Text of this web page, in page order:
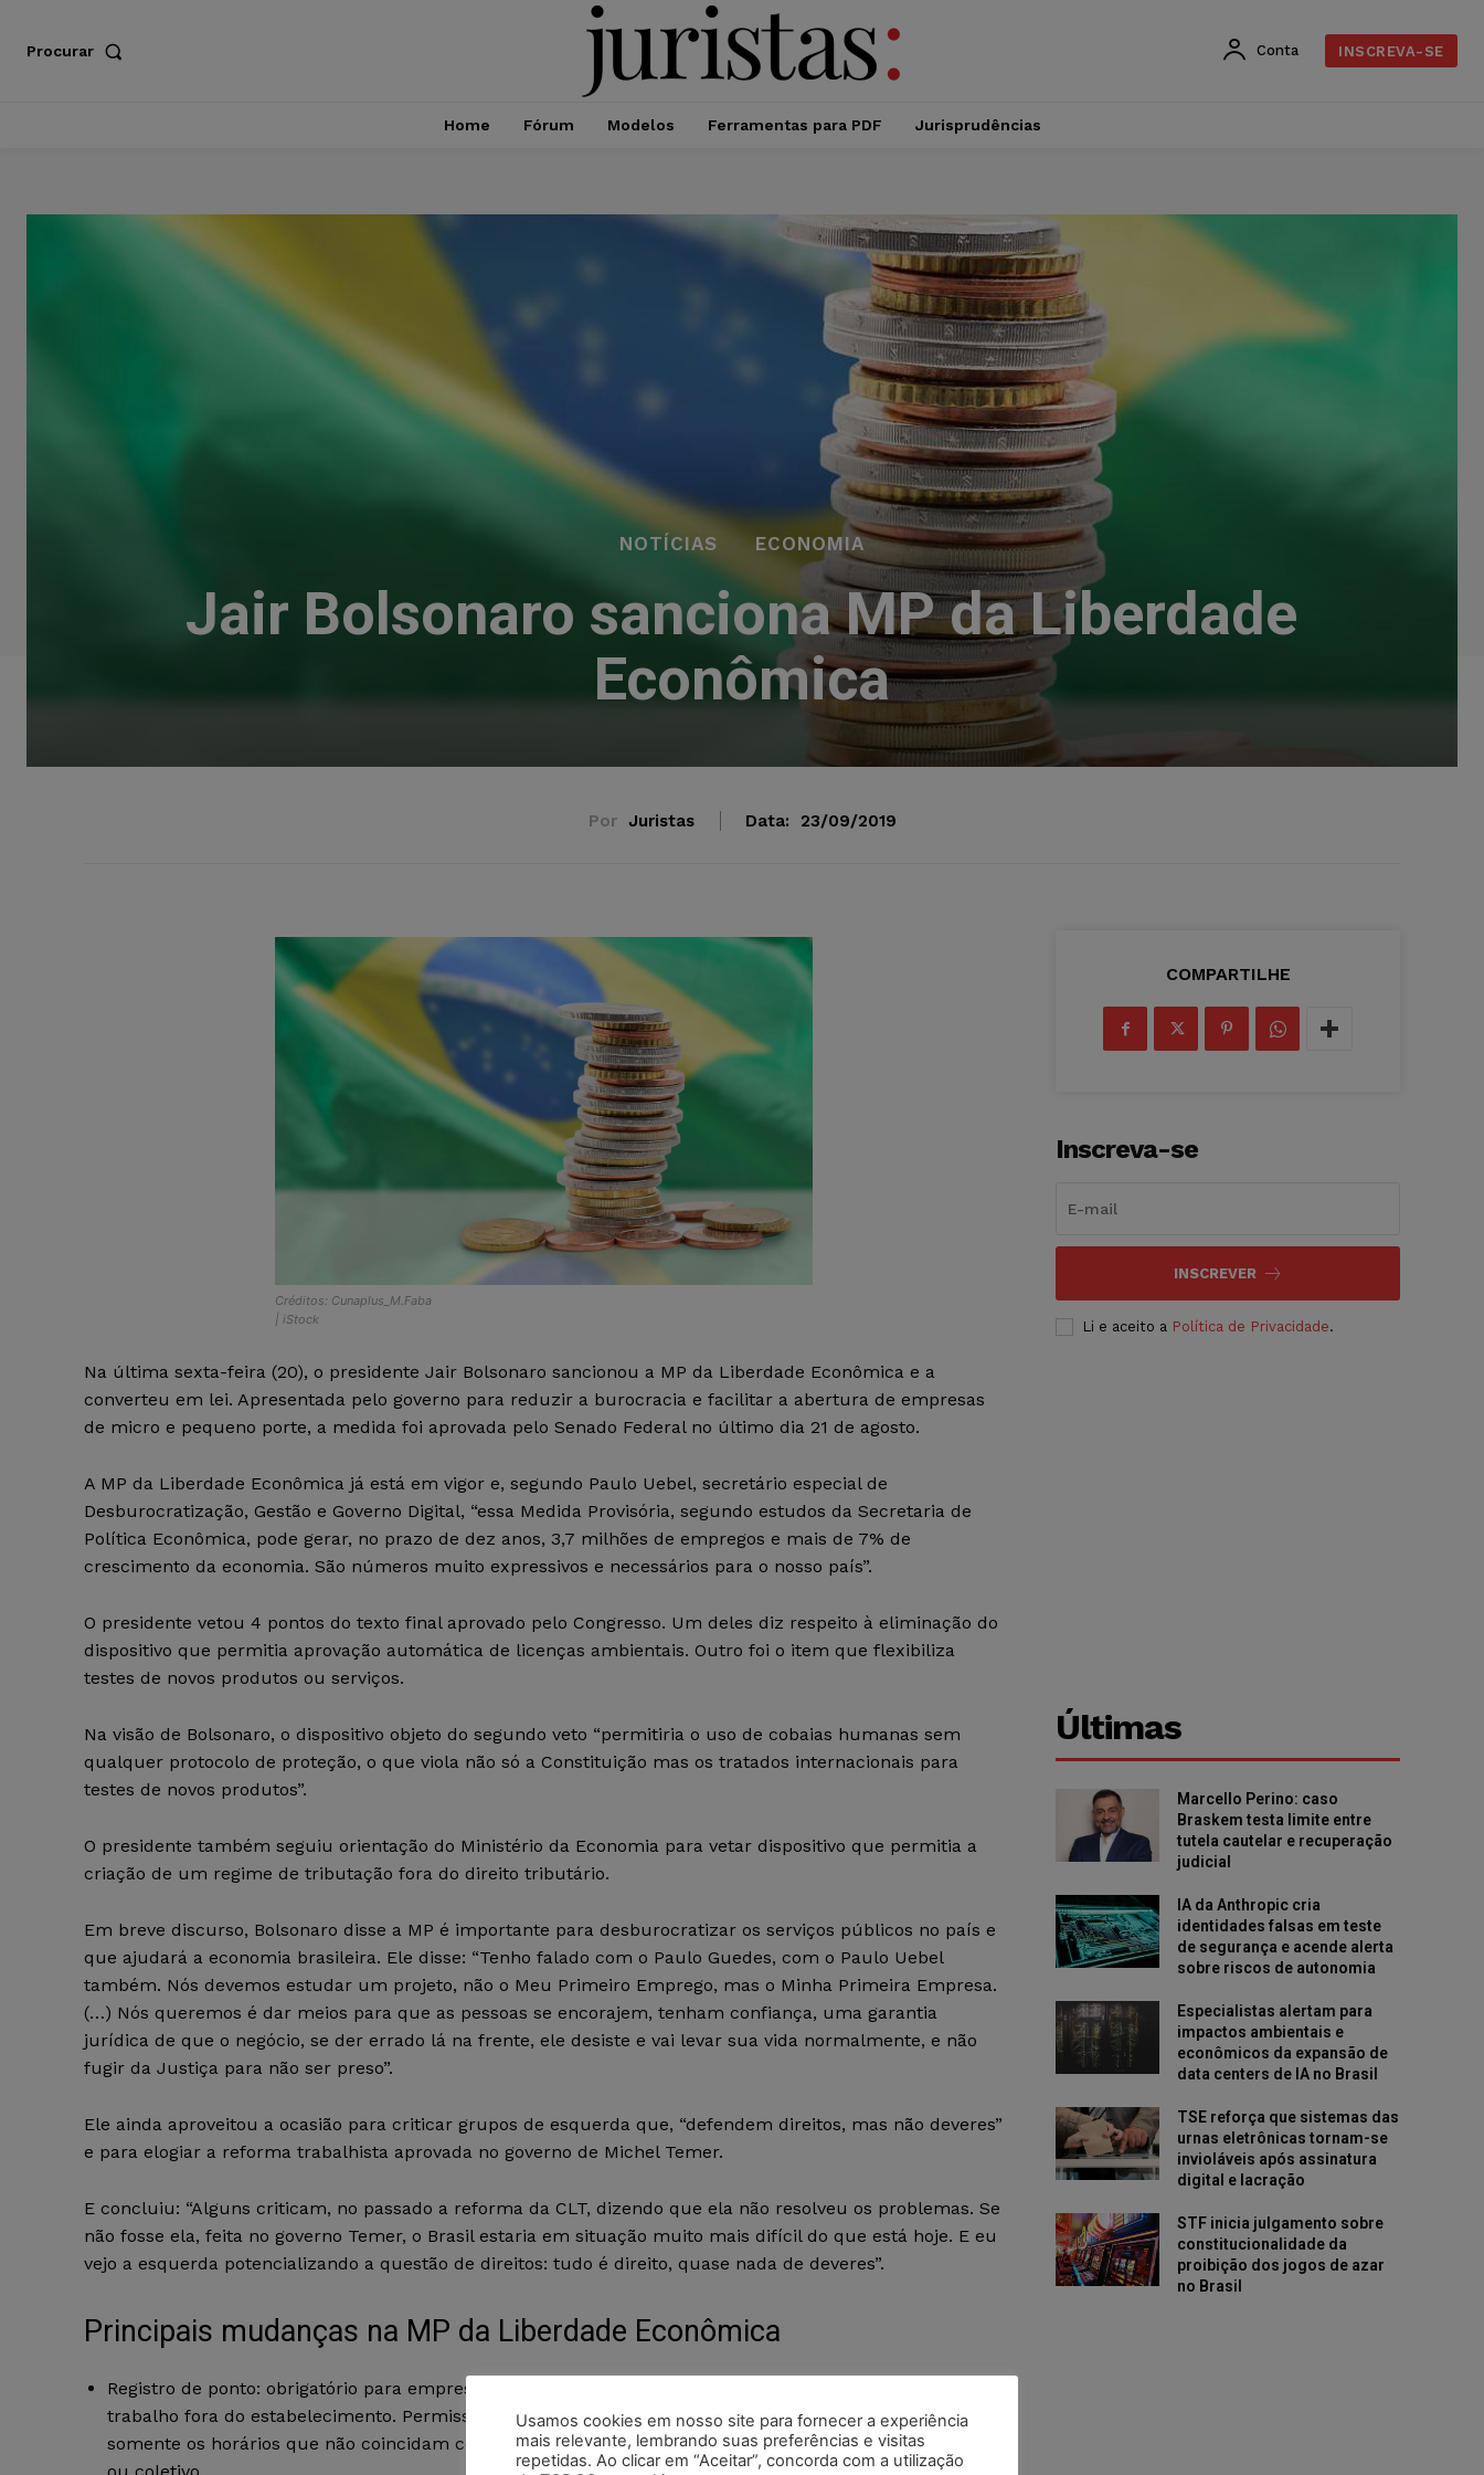
Procurar Conta INSCREVA-SE
Home Fórum Modelos Ferramentas para PDF Jurisprudências
NOTÍCIAS ECONOMIA
Jair Bolsonaro sanciona MP da Liberdade
Econômica
Por Juristas Data: 23/09/2019
Créditos: Cunaplus_M.Faba
| iStock
Na última sexta-feira (20), o presidente Jair Bolsonaro sancionou a MP da Liberdade Econômica e a
converteu em lei. Apresentada pelo governo para reduzir a burocracia e facilitar a abertura de empresas
de micro e pequeno porte, a medida foi aprovada pelo Senado Federal no último dia 21 de agosto.
A MP da Liberdade Econômica já está em vigor e, segundo Paulo Uebel, secretário especial de
Desburocratização, Gestão e Governo Digital, “essa Medida Provisória, segundo estudos da Secretaria de
Política Econômica, pode gerar, no prazo de dez anos, 3,7 milhões de empregos e mais de 7% de
crescimento da economia. São números muito expressivos e necessários para o nosso país”.
O presidente vetou 4 pontos do texto final aprovado pelo Congresso. Um deles diz respeito à eliminação do
dispositivo que permitia aprovação automática de licenças ambientais. Outro foi o item que flexibiliza
testes de novos produtos ou serviços.
Na visão de Bolsonaro, o dispositivo objeto do segundo veto “permitiria o uso de cobaias humanas sem
qualquer protocolo de proteção, o que viola não só a Constituição mas os tratados internacionais para
testes de novos produtos”.
O presidente também seguiu orientação do Ministério da Economia para vetar dispositivo que permitia a
criação de um regime de tributação fora do direito tributário.
Em breve discurso, Bolsonaro disse a MP é importante para desburocratizar os serviços públicos no país e
que ajudará a economia brasileira. Ele disse: “Tenho falado com o Paulo Guedes, com o Paulo Uebel
também. Nós devemos estudar um projeto, não o Meu Primeiro Emprego, mas o Minha Primeira Empresa.
(…) Nós queremos é dar meios para que as pessoas se encorajem, tenham confiança, uma garantia
jurídica de que o negócio, se der errado lá na frente, ele desiste e vai levar sua vida normalmente, e não
fugir da Justiça para não ser preso”.
Ele ainda aproveitou a ocasião para criticar grupos de esquerda que, “defendem direitos, mas não deveres”
e para elogiar a reforma trabalhista aprovada no governo de Michel Temer.
E concluiu: “Alguns criticam, no passado a reforma da CLT, dizendo que ela não resolveu os problemas. Se
não fosse ela, feita no governo Temer, o Brasil estaria em situação muito mais difícil do que está hoje. E eu
vejo a esquerda potencializando a questão de direitos: tudo é direito, quase nada de deveres”.
Principais mudanças na MP da Liberdade Econômica
Registro de ponto: obrigatório para empresas com mais de 20 funcionários. Necessidade de registro de
trabalho fora do estabelecimento. Permissão de registro de ponto por exceção (trabalhador anota
somente os horários que não coincidam com os regulares) se autorizada por meio de acordo individual
COMPARTILHE
Inscreva-se
INSCREVER
Li e aceito a Política de Privacidade.
Últimas
Marcello Perino: caso
Braskem testa limite entre
tutela cautelar e recuperação
judicial
IA da Anthropic cria
identidades falsas em teste
de segurança e acende alerta
sobre riscos de autonomia
Especialistas alertam para
impactos ambientais e
econômicos da expansão de
data centers de IA no Brasil
TSE reforça que sistemas das
urnas eletrônicas tornam-se
invioláveis após assinatura
digital e lacração
STF inicia julgamento sobre
constitucionalidade da
proibição dos jogos de azar
no Brasil
Usamos cookies em nosso site para fornecer a experiência
mais relevante, lembrando suas preferências e visitas
repetidas. Ao clicar em “Aceitar”, concorda com a utilização